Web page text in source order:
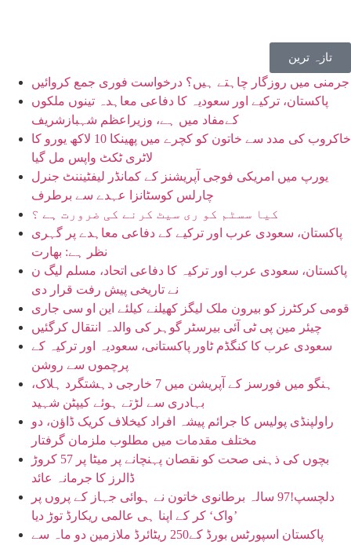
تازہ ترین
جرمنی میں روزگار چاہتے ہیں؟ درخواست فوری جمع کروائیں
پاکستان، ترکیے اور سعودیہ کا دفاعی معاہدہ تینوں ملکوں
کےمفاد میں ہے، وزیراعظم شہبازشریف
خاکروب کی مدد سے خاتون کو کچرے میں پھینکا 10 لاکھ یورو کا
لاٹری ٹکٹ واپس مل گیا
یورپ میں امریکی فوجی آپریشنز کے کمانڈر لیفٹیننٹ جنرل
چارلس کوسٹانزا عہدے سے برطرف
کیا سسٹم کو ری سیٹ کرنے کی ضرورت ہے ؟
پاکستان، سعودی عرب اور ترکیے کے دفاعی معاہدے پر گہری
نظر ہے: بھارت
پاکستان، سعودی عرب اور ترکیہ کا دفاعی اتحاد، مسلم لیگ ن
نے تاریخی پیش رفت قرار دی
قومی کرکٹرز کو بیرون ملک لیگز کھیلنے کیلئے این او سی جاری
چیئر مین پی ٹی آئی بیرسٹر گوہر کی والدہ انتقال کرگئیں
سعودی عرب کا کنگڈم ٹاور پاکستانی، سعودیہ اور ترکیہ کے
پرچموں سے روشن
ہنگو میں فورسز کے آپریشن میں 7 خارجی دہشتگرد ہلاک،
بہادری سے لڑتے ہوئے کیپٹن شہید
راولپنڈی پولیس کا جرائم پیشہ افراد کیخلاف کریک ڈاؤن، دو
مختلف مقدمات میں مطلوب ملزمان گرفتار
بچوں کی ذہنی صحت کو نقصان پہنچانے پر میٹا پر 57 کروڑ
ڈالرز کا جرمانہ عائد
دلچسپ!97 سالہ برطانوی خاتون نے ہوائی جہاز کے پروں پر
’واک‘ کر کے اپنا ہی عالمی ریکارڈ توڑ دیا
پاکستان اسپورٹس بورڈ کے250 ریٹائرڈ ملازمین دو ماہ سے